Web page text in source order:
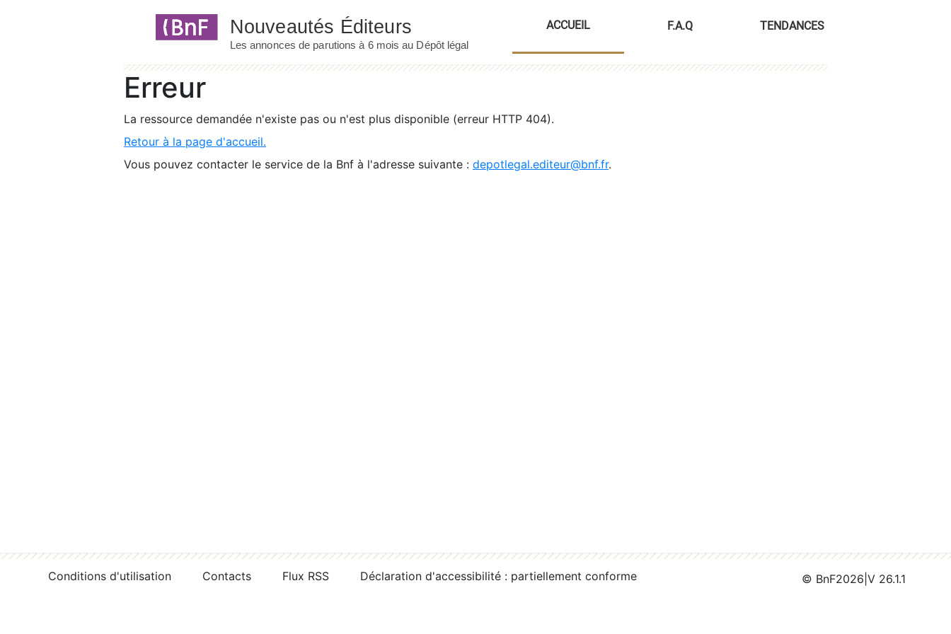
ACCUEIL F.A.Q TENDANCES
Erreur
La ressource demandée n'existe pas ou n'est plus disponible (erreur HTTP 404).
Retour à la page d'accueil.
Vous pouvez contacter le service de la Bnf à l'adresse suivante : depotlegal.editeur@bnf.fr.
Conditions d'utilisation Contacts Flux RSS Déclaration d'accessibilité : partiellement conforme © BnF2026 V 26.1.1